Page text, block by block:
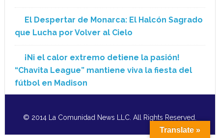
El Despertar de Monarca: El Halcón Sagrado
que Lucha por Volver al Cielo
¡Ni el calor extremo detiene la pasión!
“Chavita League” mantiene viva la fiesta del
fútbol en Madison
© 2014 La Comunidad News LLC. All Rights Reserved.
Translate »